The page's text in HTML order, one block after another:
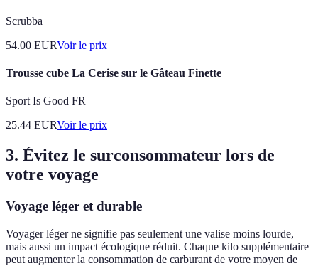
Scrubba
54.00 EURVoir le prix
Trousse cube La Cerise sur le Gâteau Finette
Sport Is Good FR
25.44 EURVoir le prix
3. Évitez le surconsommateur lors de
votre voyage
Voyage léger et durable
Voyager léger ne signifie pas seulement une valise moins lourde,
mais aussi un impact écologique réduit. Chaque kilo supplémentaire
peut augmenter la consommation de carburant de votre moyen de